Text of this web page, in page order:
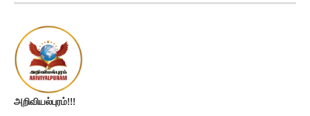
அறிவியல்புரம்!!!